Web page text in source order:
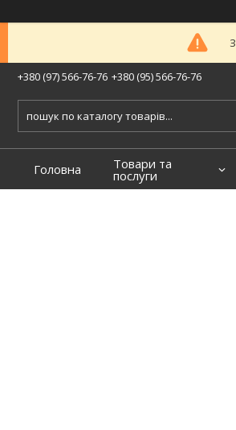
+380 (97) 566-76-76 +380 (95) 566-76-76
Головна Товари та
послуги